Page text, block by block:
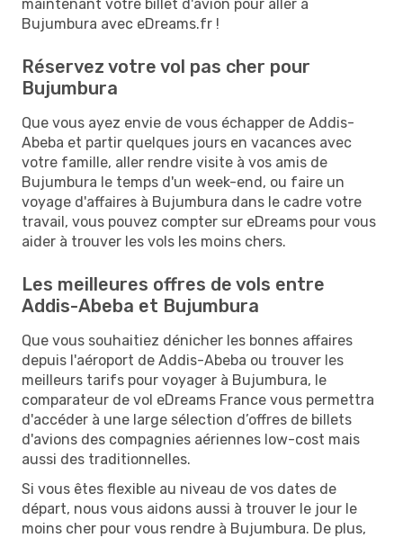
maintenant votre billet d'avion pour aller à
Bujumbura avec eDreams.fr !
Réservez votre vol pas cher pour
Bujumbura
Que vous ayez envie de vous échapper de Addis-
Abeba et partir quelques jours en vacances avec
votre famille, aller rendre visite à vos amis de
Bujumbura le temps d'un week-end, ou faire un
voyage d'affaires à Bujumbura dans le cadre votre
travail, vous pouvez compter sur eDreams pour vous
aider à trouver les vols les moins chers.
Les meilleures offres de vols entre
Addis-Abeba et Bujumbura
Que vous souhaitiez dénicher les bonnes affaires
depuis l'aéroport de Addis-Abeba ou trouver les
meilleurs tarifs pour voyager à Bujumbura, le
comparateur de vol eDreams France vous permettra
d'accéder à une large sélection d’offres de billets
d'avions des compagnies aériennes low-cost mais
aussi des traditionnelles.
Si vous êtes flexible au niveau de vos dates de
départ, nous vous aidons aussi à trouver le jour le
moins cher pour vous rendre à Bujumbura. De plus,